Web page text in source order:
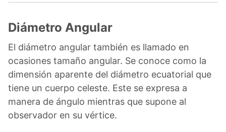
Diámetro Angular
El diámetro angular también es llamado en
ocasiones tamaño angular. Se conoce como la
dimensión aparente del diámetro ecuatorial que
tiene un cuerpo celeste. Este se expresa a
manera de ángulo mientras que supone al
observador en su vértice.